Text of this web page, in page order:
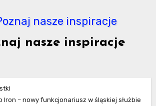
nasze inspiracje
Iron – nowy funkcjonariusz w śląskiej służbie